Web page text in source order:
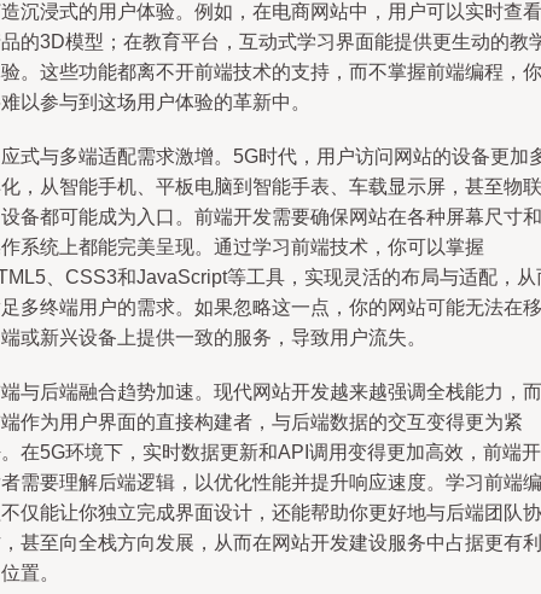
沉浸式的用户体验。例如，在电商网站中，用户可以实时查看
的3D模型；在教育平台，互动式学习界面能提供更生动的教
。这些功能都离不开前端技术的支持，而不掌握前端编程，你
以参与到这场用户体验的革新中。
式与多端适配需求激增。5G时代，用户访问网站的设备更加
，从智能手机、平板电脑到智能手表、车载显示屏，甚至物联
备都可能成为入口。前端开发需要确保网站在各种屏幕尺寸和
系统上都能完美呈现。通过学习前端技术，你可以掌握
、CSS3和JavaScript等工具，实现灵活的布局与适配，从
多终端用户的需求。如果忽略这一点，你的网站可能无法在移
或新兴设备上提供一致的服务，导致用户流失。
与后端融合趋势加速。现代网站开发越来越强调全栈能力，而
作为用户界面的直接构建者，与后端数据的交互变得更为紧
在5G环境下，实时数据更新和API调用变得更加高效，前端开
需要理解后端逻辑，以优化性能并提升响应速度。学习前端编
仅能让你独立完成界面设计，还能帮助你更好地与后端团队协
甚至向全栈方向发展，从而在网站开发建设服务中占据更有利
置。